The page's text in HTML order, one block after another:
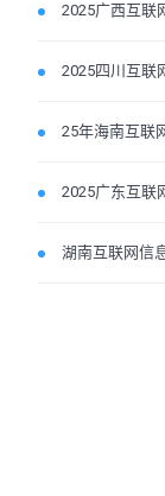
2025广西互联
2025四川互联
25年海南互联
2025广东互联
湖南互联网信